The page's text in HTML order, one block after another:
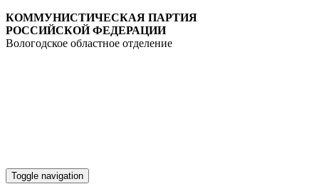
КОММУНИСТИЧЕСКАЯ ПАРТИЯ
РОССИЙСКОЙ ФЕДЕРАЦИИ
Вологодское областное отделение
Toggle navigation